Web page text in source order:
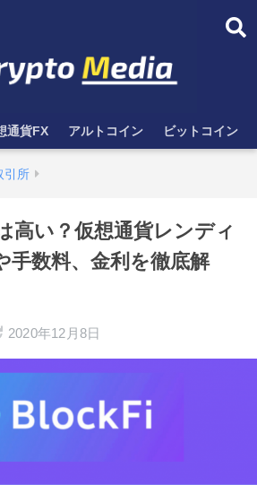
通貨FX アルトコイン ビットコイン
引所
高い？仮想通貨レンディ
手数料、金利を徹底解
2020年12月8日